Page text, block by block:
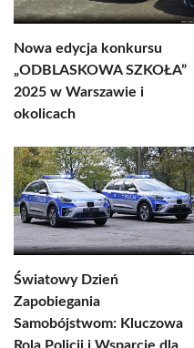
Nowa edycja konkursu
„ODBLASKOWA SZKOŁA”
2025 w Warszawie i
okolicach
Światowy Dzień
Zapobiegania
Samobójstwom: Kluczowa